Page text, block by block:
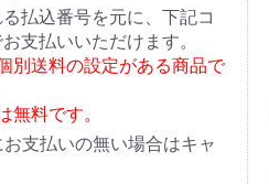
払込番号を元に、下記コ
支払いいただけます。
別送料の設定がある商品で
無料です。
支払いの無い場合はキャ